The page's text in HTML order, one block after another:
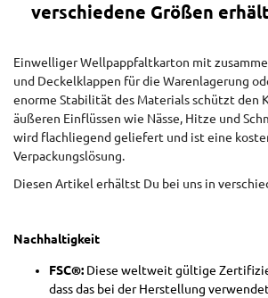
verschiedene Größen
Einwelliger Wellpappfaltkarton mit
und Deckelklappen für die Warenlagerung
enorme Stabilität des Materials schützt den
äußeren Einflüssen wie Nässe, Hitze und
wird flachliegend geliefert und ist eine
Verpackungslösung.
Diesen Artikel erhältst Du bei uns in
Nachhaltigkeit
FSC®: Diese weltweit gültige
dass das bei der Herstellung